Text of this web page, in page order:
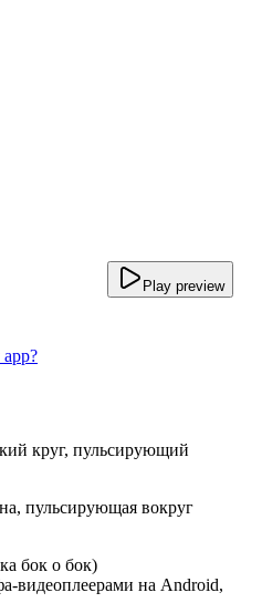
Play preview
круг, пульсирующий
пульсирующая вокруг
бок о бок)
видеоплеерами на Android,